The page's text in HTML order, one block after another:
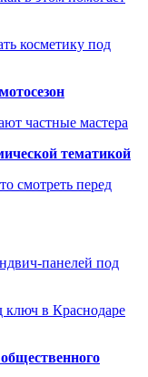
косметику под
частные мастера
тематикой
смотреть перед
панелей под
ключ в Краснодаре